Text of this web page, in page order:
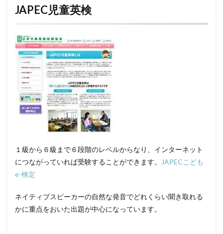
JAPEC児童英検
１級から６級まで６段階のレベルからなり、インターネット
につながっていれば受験することができます。
JAPECこども
e-検定
ネイティブスピーカーの自然な発音でどれくらい聞き取れる
かに重点をおいた出題が中心になっています。